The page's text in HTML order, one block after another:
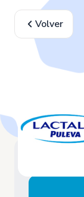
Volver